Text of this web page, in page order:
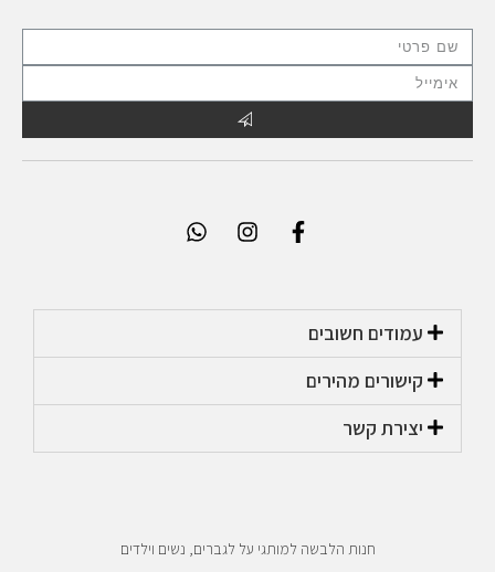
עמודים חשובים
קישורים מהירים​
יצירת קשר​
חנות הלבשה למותגי על לגברים, נשים וילדים